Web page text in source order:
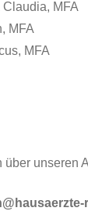
MFA
MFA
MFA
unseren